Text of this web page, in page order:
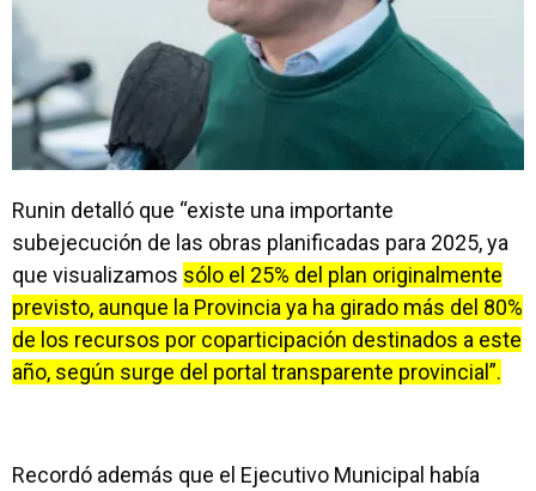
Runin detalló que “existe una importante
subejecución de las obras planificadas para 2025, ya
que visualizamos sólo el 25% del plan originalmente
previsto, aunque la Provincia ya ha girado más del 80%
de los recursos por coparticipación destinados a este
año, según surge del portal transparente provincial”.
Recordó además que el Ejecutivo Municipal había